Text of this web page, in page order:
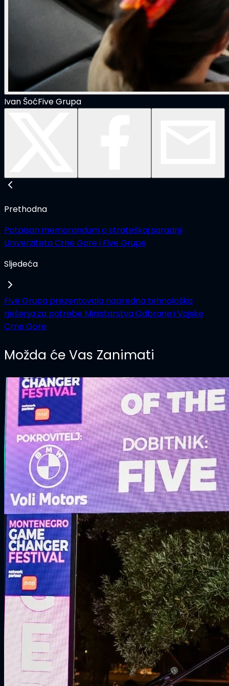
Ivan ŠoćFive Grupa
Prethodna
Potpisan memorandum o strateškoj saradnji
Univerziteta Crne Gore i Five Grupe
Sljedeća
Five Grupa prezentovala napredna tehnološka
rješenja za potrebe Ministarstva Odbrane i Vojske
Crne Gore
Možda će Vas Zanimati